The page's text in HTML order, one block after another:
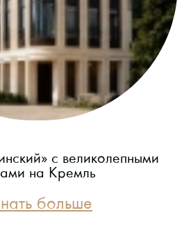
с великолепными
на Кремль
больше